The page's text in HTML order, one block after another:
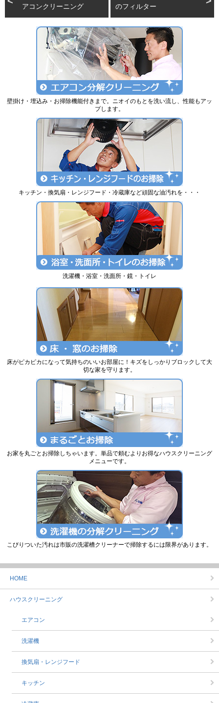
アコンクリーニング のフィルター
壁掛け・埋込み・お掃除機能付きまで。ニオイのもとを洗い流し、性能もアッ
プします。
キッチン・換気扇・レンジフード・冷蔵庫など頑固な油汚れを・・・
洗濯機・浴室・洗面所・鏡・トイレ
床がピカピカになって気持ちのいいお部屋に！キズをしっかりブロックして大
切な家を守ります。
お家を丸ごとお掃除しちゃいます。単品で頼むよりお得なハウスクリーニング
メニューです。
こびりついた汚れは市販の洗濯槽クリーナーで掃除するには限界があります。
HOME
ハウスクリーニング
エアコン
洗濯機
換気扇・レンジフード
キッチン